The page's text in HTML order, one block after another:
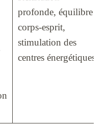
profonde, équilibre
corps-esprit,
stimulation des
centres énergétiques